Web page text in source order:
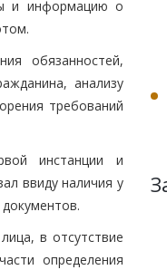
и информацию о
обязанностей,
анализу
требований
инстанции и
ввиду наличия у
в отсутствие
определения